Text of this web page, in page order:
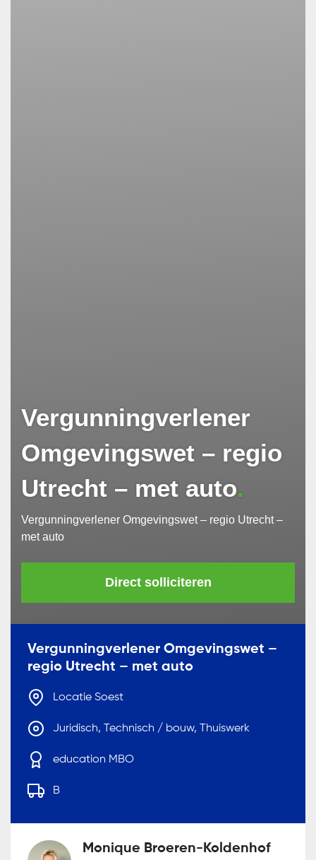
Vergunningverlener
Omgevingswet – regio
Utrecht – met auto
Vergunningverlener Omgevingswet – regio Utrecht –
met auto
Direct solliciteren
Vergunningverlener Omgevingswet –
regio Utrecht – met auto
Locatie Soest
Juridisch, Technisch / bouw, Thuiswerk
education MBO
B
Monique Broeren-Koldenhof
Wij gaan zorgvuldig om met uw